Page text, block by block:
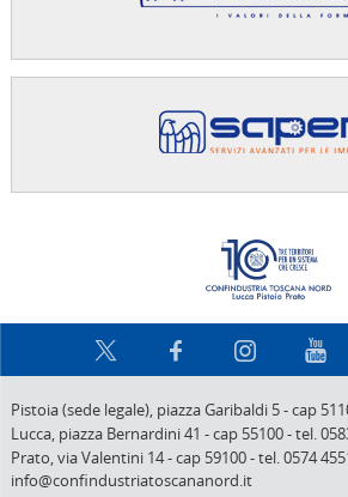
Pistoia (sede legale), piazza Garibaldi 5-cap
Lucca, piazza Bernardini 41 -cap 55100-tel.
Prato,via Valentini 14-cap 59100-tel. 0574
info@confindustriatoscananord.it